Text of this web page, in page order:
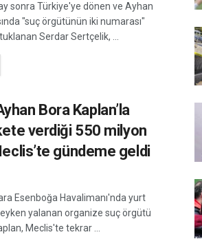
sonra Türkiye'ye dönen ve Ayhan
"suç örgütünün iki numarası"
Serdar Sertçelik, ...
Bora Kaplan’la
verdiği 550 milyon
gündeme geldi
Esenboğa Havalimanı'nda yurt
yalanan organize suç örgütü
Meclis'te tekrar ...